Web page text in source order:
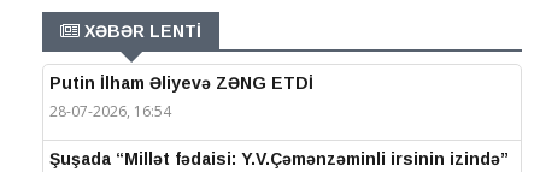
XƏBƏR LENTİ
Putin İlham Əliyevə ZƏNG ETDİ
28-07-2026, 16:54
Şuşada “Millət fədaisi: Y.V.Çəmənzəminli irsinin izində”